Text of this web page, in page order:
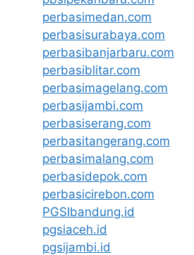
perbasimedan.com
perbasisurabaya.com
perbasibanjarbaru.com
perbasiblitar.com
perbasimagelang.com
perbasijambi.com
perbasiserang.com
perbasitangerang.com
perbasimalang.com
perbasidepok.com
perbasicirebon.com
PGSIbandung.id
pgsiaceh.id
pgsijambi.id